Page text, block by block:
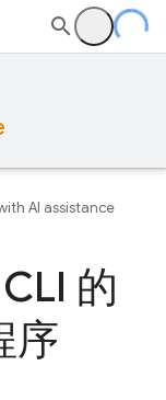
AI assistance
的
序